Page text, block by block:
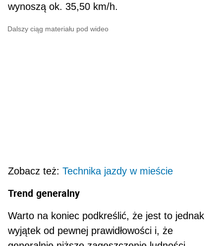
wynoszą ok. 35,50 km/h.
Dalszy ciąg materiału pod wideo
Zobacz też: Technika jazdy w mieście
Trend generalny
Warto na koniec podkreślić, że jest to jednak
wyjątek od pewnej prawidłowości i, że